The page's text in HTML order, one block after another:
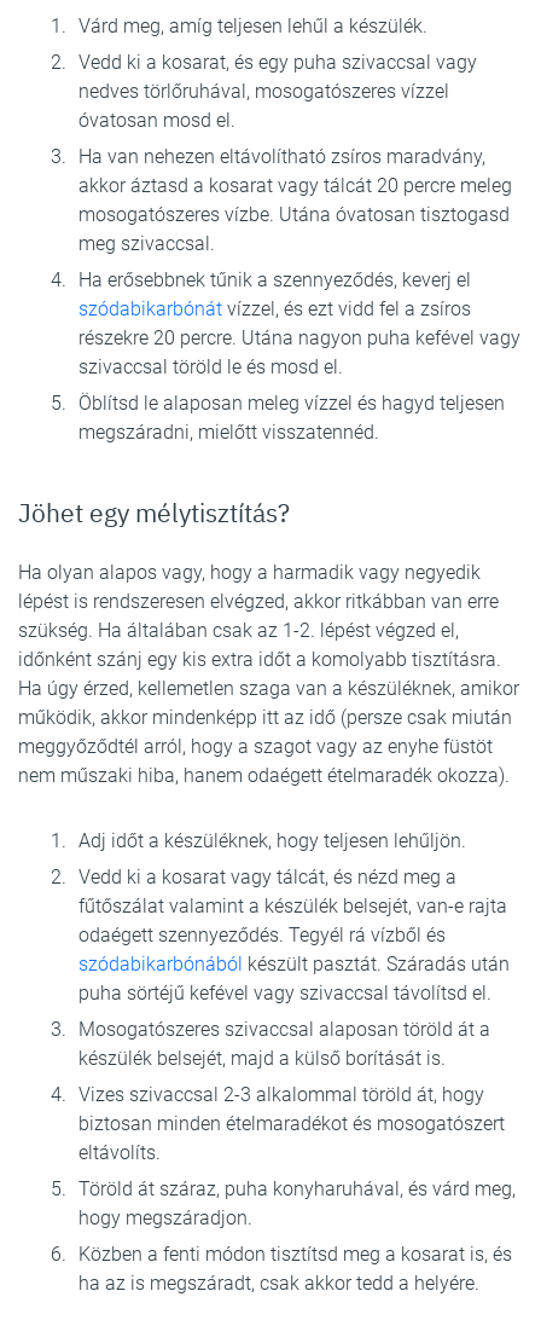
Várd meg, amíg teljesen lehűl a készülék.
Vedd ki a kosarat, és egy puha szivaccsal vagy
nedves törlőruhával, mosogatószeres vízzel
óvatosan mosd el.
Ha van nehezen eltávolítható zsíros maradvány,
akkor áztasd a kosarat vagy tálcát 20 percre meleg
mosogatószeres vízbe. Utána óvatosan tisztogasd
meg szivaccsal.
Ha erősebbnek tűnik a szennyeződés, keverj el
szódabikarbónát vízzel, és ezt vidd fel a zsíros
részekre 20 percre. Utána nagyon puha kefével vagy
szivaccsal töröld le és mosd el.
Öblítsd le alaposan meleg vízzel és hagyd teljesen
megszáradni, mielőtt visszatennéd.
Jöhet egy mélytisztítás?
Ha olyan alapos vagy, hogy a harmadik vagy negyedik
lépést is rendszeresen elvégzed, akkor ritkábban van erre
szükség. Ha általában csak az 1-2. lépést végzed el,
időnként szánj egy kis extra időt a komolyabb tisztításra.
Ha úgy érzed, kellemetlen szaga van a készüléknek, amikor
működik, akkor mindenképp itt az idő (persze csak miután
meggyőződtél arról, hogy a szagot vagy az enyhe füstöt
nem műszaki hiba, hanem odaégett ételmaradék okozza).
Adj időt a készüléknek, hogy teljesen lehűljön.
Vedd ki a kosarat vagy tálcát, és nézd meg a
fűtőszálat valamint a készülék belsejét, van-e rajta
odaégett szennyeződés. Tegyél rá vízből és
szódabikarbónából készült pasztát. Száradás után
puha sörtéjű kefével vagy szivaccsal távolítsd el.
Mosogatószeres szivaccsal alaposan töröld át a
készülék belsejét, majd a külső borítását is.
Vizes szivaccsal 2-3 alkalommal töröld át, hogy
biztosan minden ételmaradékot és mosogatószert
eltávolíts.
Töröld át száraz, puha konyharuhával, és várd meg,
hogy megszáradjon.
Közben a fenti módon tisztítsd meg a kosarat is, és
ha az is megszáradt, csak akkor tedd a helyére.